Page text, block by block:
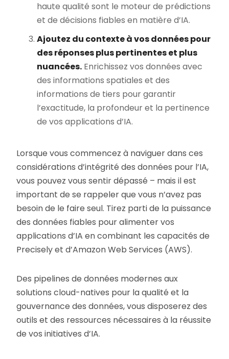
haute qualité sont le moteur de prédictions
et de décisions fiables en matière d’IA.
Ajoutez du contexte à vos données pour
des réponses plus pertinentes et plus
nuancées. Enrichissez vos données avec
des informations spatiales et des
informations de tiers pour garantir
l’exactitude, la profondeur et la pertinence
de vos applications d’IA.
Lorsque vous commencez à naviguer dans ces
considérations d’intégrité des données pour l’IA,
vous pouvez vous sentir dépassé – mais il est
important de se rappeler que vous n’avez pas
besoin de le faire seul. Tirez parti de la puissance
des données fiables pour alimenter vos
applications d’IA en combinant les capacités de
Precisely et d’Amazon Web Services (AWS).
Des pipelines de données modernes aux
solutions cloud-natives pour la qualité et la
gouvernance des données, vous disposerez des
outils et des ressources nécessaires à la réussite
de vos initiatives d’IA.